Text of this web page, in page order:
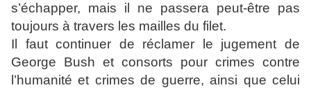
s’échapper, mais il ne passera peut-être pas
toujours à travers les mailles du filet.
Il faut continuer de réclamer le jugement de
George Bush et consorts pour crimes contre
l’humanité et crimes de guerre, ainsi que celui